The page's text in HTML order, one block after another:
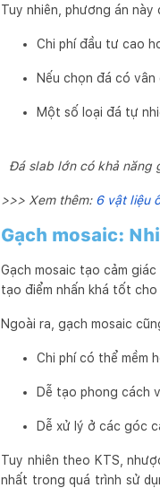
Tuy nhiên, phương án
Chi phí đầu tư cao
Nếu chọn đá có vân
Một số loại đá tự
Đá slab lớn có khả năng
>>> Xem thêm: 6 vật liệu
Gạch mosaic:
Gạch mosaic tạo cảm
tạo điểm nhấn khá tốt cho
Ngoài ra, gạch mosaic
Chi phí có thể mềm
Dễ tạo phong cách
Dễ xử lý ở các góc
Tuy nhiên theo KTS,
nhất trong quá trình sử